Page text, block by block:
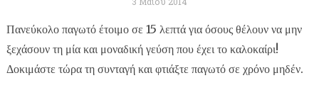
Πανεύκολο παγωτό έτοιμο σε 15 λεπτά για όσους θέλουν να μην
ξεχάσουν τη μία και μοναδική γεύση που έχει το καλοκαίρι!
Δοκιμάστε τώρα τη συνταγή και φτιάξτε παγωτό σε χρόνο μηδέν.